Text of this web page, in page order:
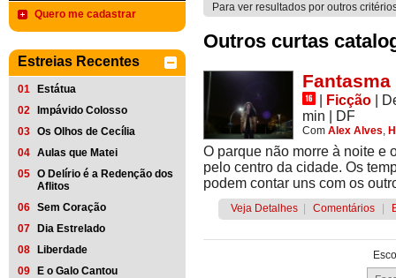
Quero me cadastrar
Estreias Recentes
01
Estátua
02
Impávido Colosso
03 Os Olhos de Cecília
04 Aulas que Matei
05 O Delírio é a Redenção dos
Aflitos
06 Sem Coração
07
Dia Estrelado
08
Liberdade
09
E o Galo Cantou
Para ver resultados por outros
Outros curtas
Ficção
min
DF
Com Alex Alves,
O parque não morre à noite e
pelo centro da cidade. Os
podem contar uns com os
Veja Detalhes Comentários